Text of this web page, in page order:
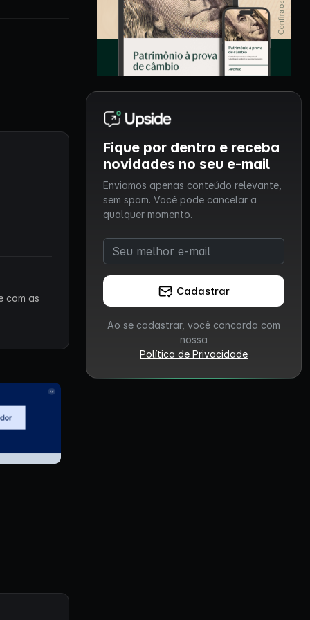
com as
Fique por dentro e receba
novidades no seu e-mail
Enviamos apenas conteúdo relevante,
sem spam. Você pode cancelar a
qualquer momento.
Cadastrar
Ao se cadastrar, você concorda com
nossa
Política de Privacidade